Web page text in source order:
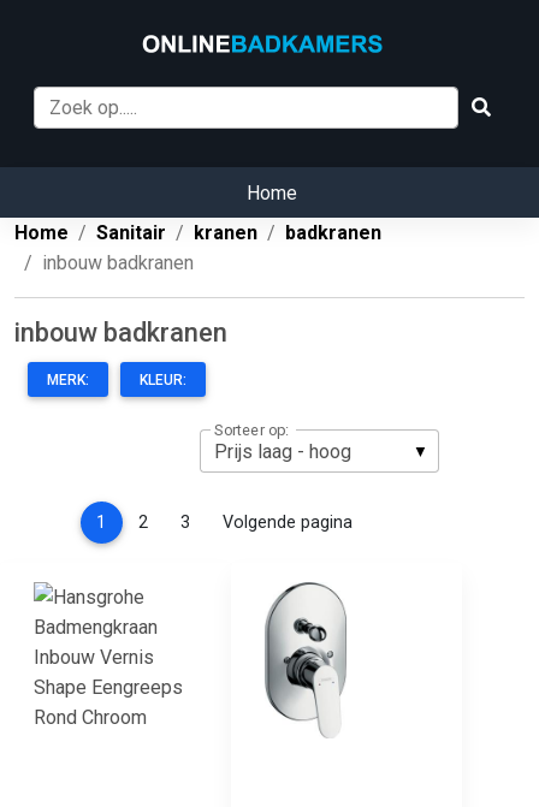
Home
Home
Sanitair kranen
badkranen
inbouw badkranen
inbouw badkranen
MERK: KLEUR:
Sorteer op:
1 (current)
2 3 Volgende pagina